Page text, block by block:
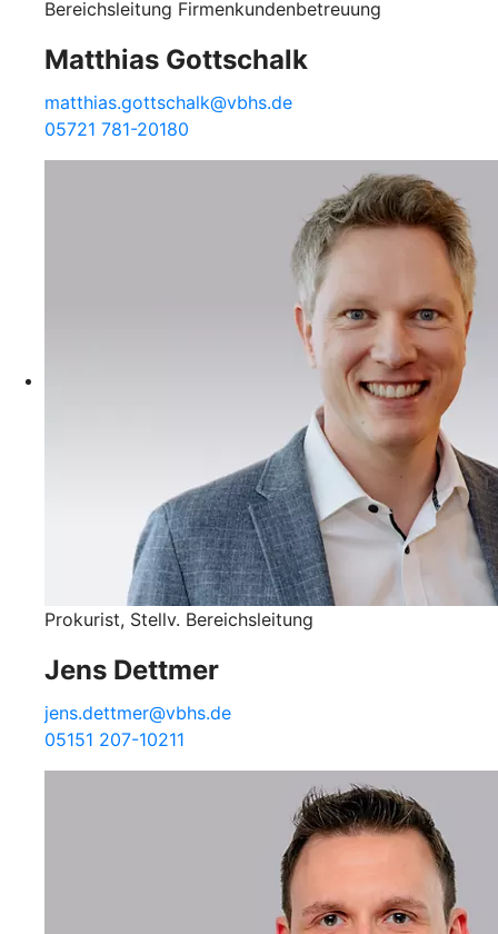
Bereichsleitung Firmenkundenbetreuung
Matthias Gottschalk
matthias.gottschalk@vbhs.de
05721 781-20180
Prokurist, Stellv. Bereichsleitung
Jens Dettmer
jens.dettmer@vbhs.de
05151 207-10211